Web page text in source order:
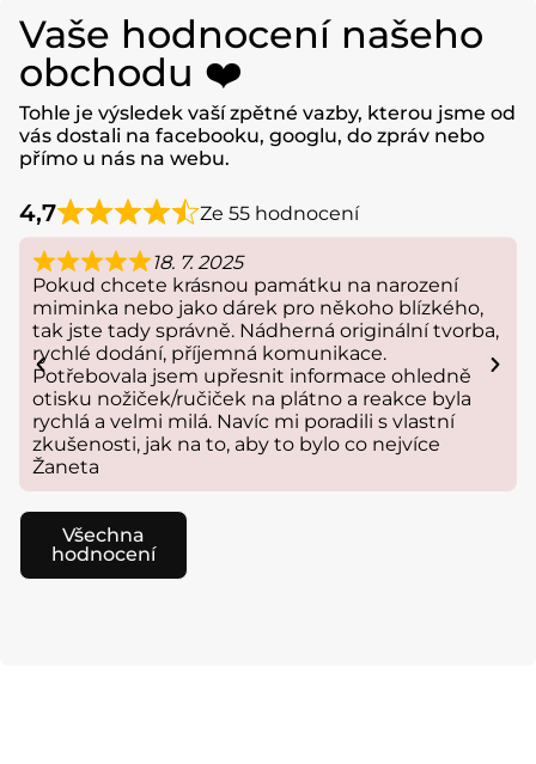
Vaše hodnocení našeho
obchodu ❤️
Tohle je výsledek vaší zpětné vazby, kterou jsme od
vás dostali na facebooku, googlu, do zpráv nebo
přímo u nás na webu.
4,7 Ze 55 hodnocení
18. 7. 2025
Pokud chcete krásnou památku na narození
miminka nebo jako dárek pro někoho blízkého,
tak jste tady správně. Nádherná originální tvorba,
rychlé dodání, příjemná komunikace.
Potřebovala jsem upřesnit informace ohledně
otisku nožiček/ručiček na plátno a reakce byla
rychlá a velmi milá. Navíc mi poradili s vlastní
zkušenosti, jak na to, aby to bylo co nejvíce
Žaneta
Všechna
hodnocení